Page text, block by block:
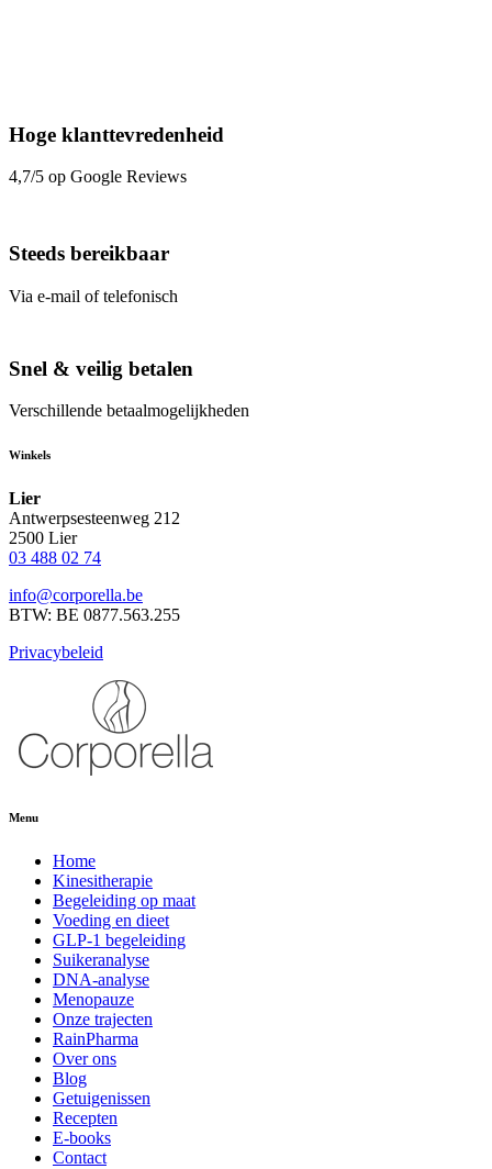
Hoge klanttevredenheid
4,7/5 op Google Reviews
Steeds bereikbaar
Via e-mail of telefonisch
Snel & veilig betalen
Verschillende betaalmogelijkheden
Winkels
Lier
Antwerpsesteenweg 212
2500 Lier
03 488 02 74
info@corporella.be
BTW: BE 0877.563.255
Privacybeleid
Menu
Home
Kinesitherapie
Begeleiding op maat
Voeding en dieet
GLP-1 begeleiding
Suikeranalyse
DNA-analyse
Menopauze
Onze trajecten
RainPharma
Over ons
Blog
Getuigenissen
Recepten
E-books
Contact